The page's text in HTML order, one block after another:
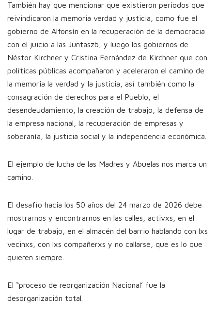
También hay que mencionar que existieron periodos que
reivindicaron la memoria verdad y justicia, como fue el
gobierno de Alfonsín en la recuperación de la democracia
con el juicio a las Juntaszb, y luego los gobiernos de
Néstor Kirchner y Cristina Fernández de Kirchner que con
políticas públicas acompañaron y aceleraron el camino de
la memoria la verdad y la justicia, así también como la
consagración de derechos para el Pueblo, el
desendeudamiento, la creación de trabajo, la defensa de
la empresa nacional, la recuperación de empresas y
soberanía, la justicia social y la independencia económica.
El ejemplo de lucha de las Madres y Abuelas nos marca un
camino.
El desafío hacia los 50 años del 24 marzo de 2026 debe
mostrarnos y encontrarnos en las calles, activxs, en el
lugar de trabajo, en el almacén del barrio hablando con lxs
vecinxs, con lxs compañerxs y no callarse, que es lo que
quieren siempre.
El “proceso de reorganización Nacional’ fue la
desorganización total.